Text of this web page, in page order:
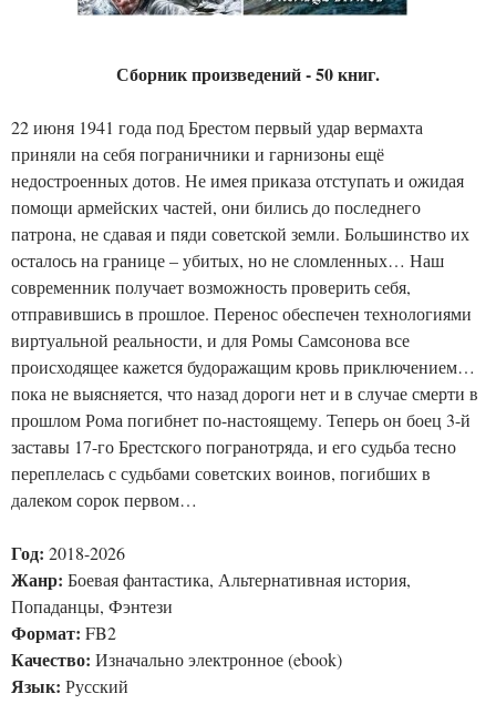
Сборник произведений - 50 книг.
22 июня 1941 года под Брестом первый удар вермахта
приняли на себя пограничники и гарнизоны ещё
недостроенных дотов. Не имея приказа отступать и ожидая
помощи армейских частей, они бились до последнего
патрона, не сдавая и пяди советской земли. Большинство их
осталось на границе – убитых, но не сломленных… Наш
современник получает возможность проверить себя,
отправившись в прошлое. Перенос обеспечен технологиями
виртуальной реальности, и для Ромы Самсонова все
происходящее кажется будоражащим кровь приключением…
пока не выясняется, что назад дороги нет и в случае смерти в
прошлом Рома погибнет по-настоящему. Теперь он боец 3-й
заставы 17-го Брестского погранотряда, и его судьба тесно
переплелась с судьбами советских воинов, погибших в
далеком сорок первом…
Год: 2018-2026
Жанр: Боевая фантастика, Альтернативная история,
Попаданцы, Фэнтези
Формат: FB2
Качество: Изначально электронное (ebook)
Язык: Русский